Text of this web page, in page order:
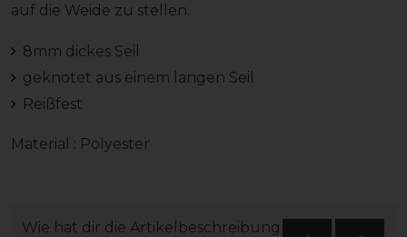
auf die Weide zu stellen.
8mm dickes Seil
geknotet aus einem langen Seil
Reißfest
Material : Polyester
Wie hat dir die Artikelbeschreibung